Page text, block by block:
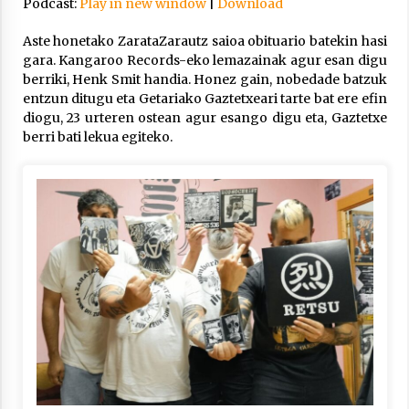
Arrosa sareko IX. topaketak!
Azaroak 6 Iurretan Arrosa sarearen
IX. topaketak
2021/10/04
Segura irratian Arrosaren 20 urteez
2021/07/22
Arrosari buruzko erreportaia
2021/07/16
Podcast:Play in new window| Download
Aste honetako ZarataZarautz saioa obituario batekin hasi
gara. Kangaroo Records-eko lemazainak agur esan digu
berriki, Henk Smit handia. Honez gain, nobedade batzuk
entzun ditugu eta Getariako Gaztetxeari tarte bat ere efin
diogu, 23 urteren ostean agur esango digu eta, Gaztetxe
berri bati lekua egiteko.